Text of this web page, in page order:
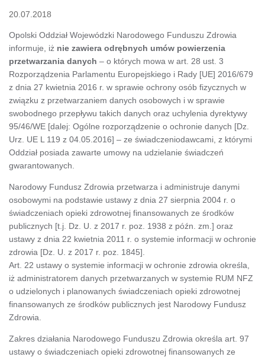
20.07.2018
Opolski Oddział Wojewódzki Narodowego Funduszu Zdrowia
informuje, iż nie zawiera odrębnych umów powierzenia
przetwarzania danych – o których mowa w art. 28 ust. 3
Rozporządzenia Parlamentu Europejskiego i Rady [UE] 2016/679
z dnia 27 kwietnia 2016 r. w sprawie ochrony osób fizycznych w
związku z przetwarzaniem danych osobowych i w sprawie
swobodnego przepływu takich danych oraz uchylenia dyrektywy
95/46/WE [dalej: Ogólne rozporządzenie o ochronie danych [Dz.
Urz. UE L 119 z 04.05.2016] – ze świadczeniodawcami, z którymi
Oddział posiada zawarte umowy na udzielanie świadczeń
gwarantowanych.
Narodowy Fundusz Zdrowia przetwarza i administruje danymi
osobowymi na podstawie ustawy z dnia 27 sierpnia 2004 r. o
świadczeniach opieki zdrowotnej finansowanych ze środków
publicznych [t.j. Dz. U. z 2017 r. poz. 1938 z późn. zm.] oraz
ustawy z dnia 22 kwietnia 2011 r. o systemie informacji w ochronie
zdrowia [Dz. U. z 2017 r. poz. 1845].
Art. 22 ustawy o systemie informacji w ochronie zdrowia określa,
iż administratorem danych przetwarzanych w systemie RUM NFZ
o udzielonych i planowanych świadczeniach opieki zdrowotnej
finansowanych ze środków publicznych jest Narodowy Fundusz
Zdrowia.
Zakres działania Narodowego Funduszu Zdrowia określa art. 97
ustawy o świadczeniach opieki zdrowotnej finansowanych ze